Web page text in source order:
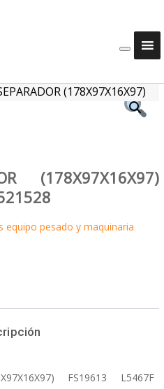
(178X97X16X97)
(178X97X16X97)
equipo pesado y maquinaria
FS19613 L5467F